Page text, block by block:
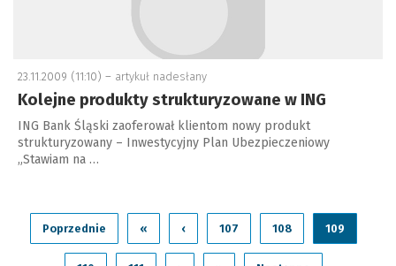
23.11.2009 (11:10) – artykuł nadesłany
Kolejne produkty strukturyzowane w ING
ING Bank Śląski zaoferował klientom nowy produkt
strukturyzowany – Inwestycyjny Plan Ubezpieczeniowy
„Stawiam na …
Poprzednie « ‹ 107 108 109